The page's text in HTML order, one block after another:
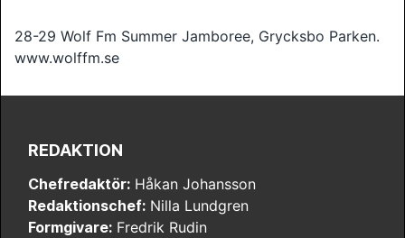
28-29 Wolf Fm Summer Jamboree, Grycksbo Parken.
www.wolffm.se
REDAKTION
Chefredaktör: Håkan Johansson
Redaktionschef: Nilla Lundgren
Formgivare: Fredrik Rudin